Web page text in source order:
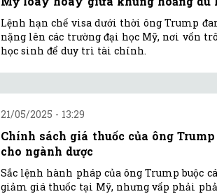
Lệnh hạn chế visa dưới thời ông Trump
nặng lên các trường đại học Mỹ, nơi vốn
học sinh để duy trì tài chính.
21/05/2025 - 13:29
Chính sách giá thuốc của ông
cho ngành dược
Sắc lệnh hành pháp của ông Trump buộc
giảm giá thuốc tại Mỹ, nhưng vấp phải